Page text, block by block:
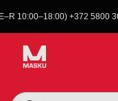
10:00–18:00) +372 5800